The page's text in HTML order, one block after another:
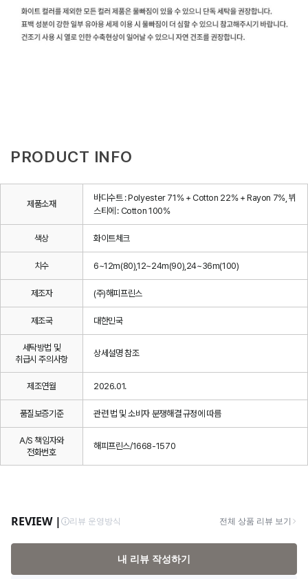
PRODUCT INFO
제품소재
바디수트 : Polyester 71% + Cotton 22% + Rayon 7%, 뷔
스티에 : Cotton 100%
색상 화이트체크
치수 6~12m(80),12~24m(90),24~36m(100)
제조자 (주)해피프린스
제조국 대한민국
세탁방법 및
취급시 주의사항
상세설명 참조
제조연월 2026.01.
품질보증기준 관련 법 및 소비자 분쟁해결 규정에 따름
A/S 책임자와
전화번호
해피프린스/1668-1570